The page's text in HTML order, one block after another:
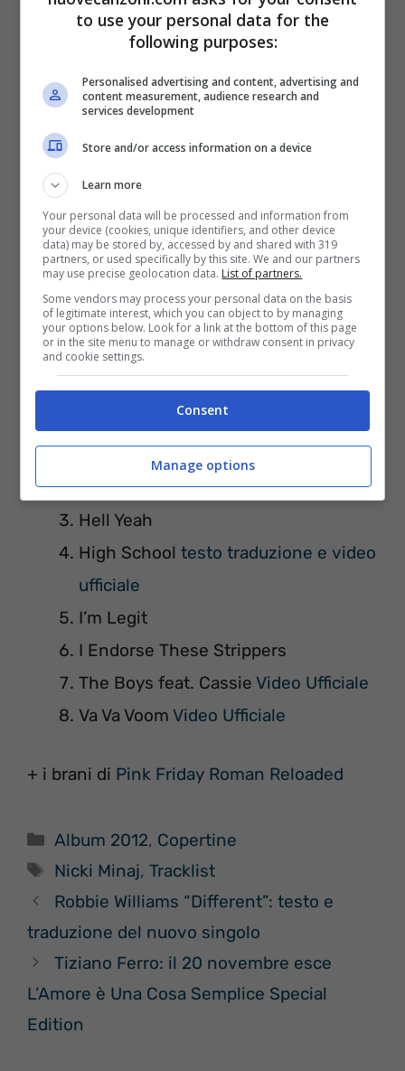
Tracklist Pink Friday Roman Reloaded:
The Re-Up – Niki Minaj
video ufficiale
Freedomaudio
Hell Yeah
High School testo traduzione e video
ufficiale
I’m Legit
I Endorse These Strippers
The Boys feat. Cassie Video Ufficiale
Va Va Voom Video Ufficiale
+ i brani di Pink Friday Roman Reloaded
Categorie
Album 2012, Copertine
Tag
Nicki Minaj,Tracklist
Robbie Williams “Different”: testo e
traduzione del nuovo singolo
Tiziano Ferro: il 20 novembre esce
L’Amore è Una Cosa Semplice Special
Edition
to use your personal data for the
following purposes:
Personalised advertising and content, advertising and
content measurement, audience research and
services development
Store and/or access information on a device
Learn more
Your personal data will be processed and information from
your device (cookies, unique identifiers, and other device
data) may be stored by, accessed by and shared with 319
partners, or used specifically by this site. We and our partners
may use precise geolocation data. List of partners.
Some vendors may process your personal data on the basis
of legitimate interest, which you can object to by managing
your options below. Look for a link at the bottom of this page
or in the site menu to manage or withdraw consent in privacy
and cookie settings.
Consent
Manage options